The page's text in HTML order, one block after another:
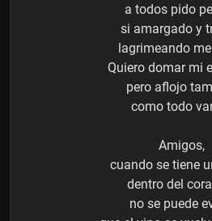
a todos pido
si amargado y
lagrimeando
Quiero domar mi
pero aflojo
como todo
Amigos,
cuando se tiene
dentro del
no se puede